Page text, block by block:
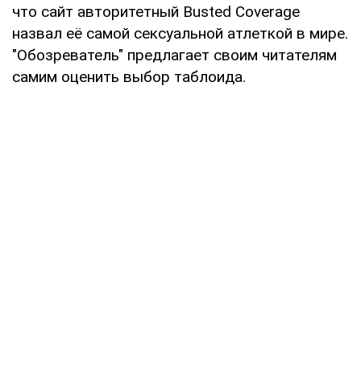
что сайт авторитетный Busted Coverage
назвал её самой сексуальной атлеткой в мире.
"Обозреватель" предлагает своим читателям
самим оценить выбор таблоида.